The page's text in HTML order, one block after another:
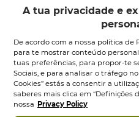
sua fórmula vegan é
ingredientes naturais e é
CONSELHOS
Aplica sobre a pele
Não ingerir.
A tua privacidade e
De acordo com a nossa política de
para te mostrar conteúdo
tuas preferências, para propor-te
Sociais, e para analisar o tráfego
Cookies” estás a consentir a
saberes mais clica em “Definições
nossa Privacy Policy